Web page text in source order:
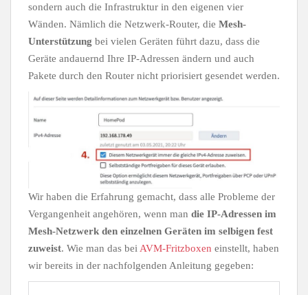
sondern auch die Infrastruktur in den eigenen vier
Wänden. Nämlich die Netzwerk-Router, die Mesh-
Unterstützung bei vielen Geräten führt dazu, dass die
Geräte andauernd Ihre IP-Adressen ändern und auch
Pakete durch den Router nicht priorisiert gesendet werden.
Wir haben die Erfahrung gemacht, dass alle Probleme der
Vergangenheit angehören, wenn man die IP-Adressen im
Mesh-Netzwerk den einzelnen Geräten im selbigen fest
zuweist. Wie man das beiAVM-Fritzboxen einstellt, haben
wir bereits in der nachfolgenden Anleitung gegeben: